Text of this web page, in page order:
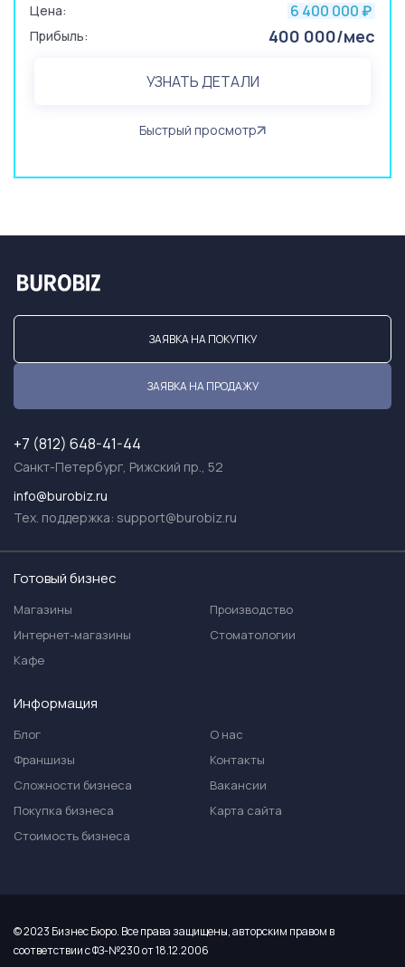
Цена:
6 400 000 ₽
Прибыль: 400 000/мес
УЗНАТЬ ДЕТАЛИ
Быстрый просмотр
ЗАЯВКА НА ПОКУПКУ
ЗАЯВКА НА ПРОДАЖУ
+7 (812) 648-41-44
Санкт-Петербург, Рижский пр., 52
info@burobiz.ru
Тех. поддержка: support@burobiz.ru
Готовый бизнес
Магазины
Интернет-магазины
Кафе
Производство
Стоматологии
Информация
Блог
Франшизы
Сложности бизнеса
Покупка бизнеса
Стоимость бизнеса
О нас
Контакты
Вакансии
Карта сайта
© 2023 Бизнес Бюро. Все права защищены, авторским правом в
соответствии с ФЗ-№230 от 18.12.2006